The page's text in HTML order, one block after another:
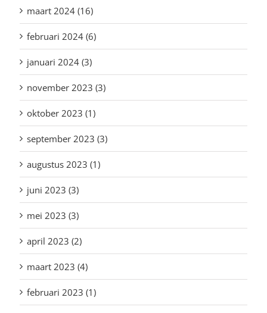
maart 2024 (16)
februari 2024 (6)
januari 2024 (3)
november 2023 (3)
oktober 2023 (1)
september 2023 (3)
augustus 2023 (1)
juni 2023 (3)
mei 2023 (3)
april 2023 (2)
maart 2023 (4)
februari 2023 (1)